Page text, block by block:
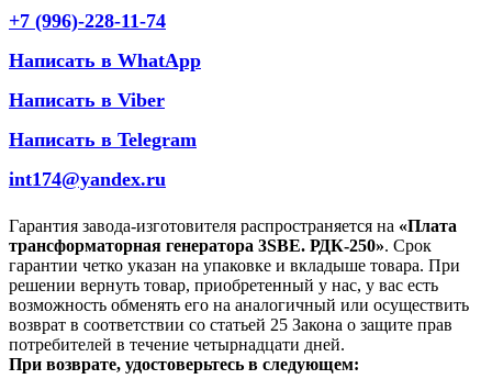
+7 (996)-228-11-74
Написать в WhatApp
Написать в Viber
Написать в Telegram
int174@yandex.ru
Гарантия завода-изготовителя распространяется на «Плата
трансформаторная генератора 3SBE. РДК-250». Срок
гарантии четко указан на упаковке и вкладыше товара. При
решении вернуть товар, приобретенный у нас, у вас есть
возможность обменять его на аналогичный или осуществить
возврат в соответствии со статьей 25 Закона о защите прав
потребителей в течение четырнадцати дней.
При возврате, удостоверьтесь в следующем: